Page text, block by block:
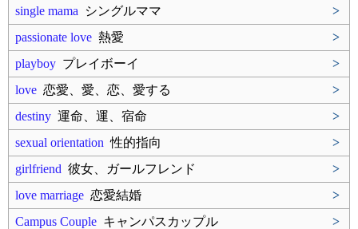
single mama シングルママ
>
passionate love 熱愛
>
playboy プレイボーイ
>
love 恋愛、愛、恋、愛する
>
destiny 運命、運、宿命
>
sexual orientation 性的指向
>
girlfriend 彼女、ガールフレンド
>
love marriage 恋愛結婚
>
Campus Couple キャンパスカップル
>